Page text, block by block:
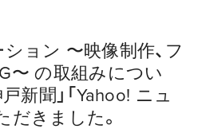
ョン 〜映像制作、フ
〜 の取組みについ
戸新聞」「Yahoo! ニュ
だきました。